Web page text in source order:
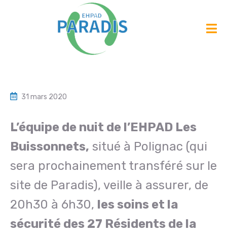
31 mars 2020
L’équipe de nuit de l’EHPAD Les
Buissonnets, situé à Polignac (qui
sera prochainement transféré sur le
site de Paradis), veille à assurer, de
20h30 à 6h30, les soins et la
sécurité des 27 Résidents de la